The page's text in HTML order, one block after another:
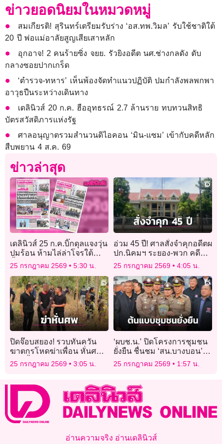
ข่าวยอดนิยมในหมวดหมู่
สมเกียรติ! สุรินทร์เตรียมรับร่าง ‘อส.ทพ.วิมล’ รับใช้ชาติใต้
20 ปี พ่อแม่อาลัยสูญเสียเสาหลัก
อุกอาจ! 2 คนร้ายซิ่ง จยย. รัวยิงอดีต นศ.ช่างกลดัง ดับ
กลางซอยปากเกร็ด
‘ตำรวจ-ทหาร’ เห็นพ้องจัดทำแนวปฏิบัติ ปมกำลังพลพกพา
อาวุธปืนระหว่างเดินทาง
เดลินิวส์ 20 ก.ค. ฮืออุทธรณ์ 2.7 ล้านราย ทบทวนสิทธิ
บัตรสวัสดิภารแห่งรัฐ
ศาลอนุญาตรวมสำนวนดิไอคอน ‘มิน-แซม’ เข้ากับคดีหลัก
สืบพยาน 4 ส.ค. 69
ข่าวล่าสุด
เดลินิวส์ 25 ก.ค.บิ๊กดุลแจงวุ่น
ปมร้อน ห้ามไล่ล่าโจรใต้
น้ำตาคลอโดนถล่มยับ
25 กรกฎาคม 2569 5:30 น.
อ่วม 45 ปี! ศาลสั่งจำคุกอดีตผ
ปก.นิคมฯ ระยอง-พวก คดี
โกงงบฝึกอบรมฯ
25 กรกฎาคม 2569 4:05 น.
ปิดจ๊อบสยอง! รวบทันควัน
ฆาตกรโหดฆ่าเพื่อน หั่นศพ
แยกทิ้งอำพราง
25 กรกฎาคม 2569 3:05 น.
‘ผบช.น.’ ปิดโครงการชุมชน
ยั่งยืน ชื่นชม ‘สน.บางบอน’
ต้นแบบชุมชนปลอดยาเสพติด
25 กรกฎาคม 2569 1:57 น.
อ่านความจริง อ่านเดลินิวส์